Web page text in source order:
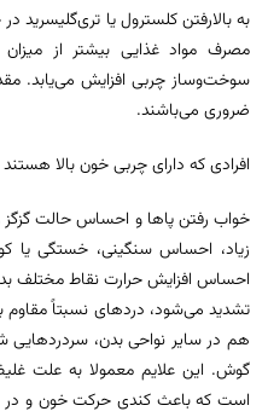
به بالارفتن کلسترول یا
مصرف مواد غذایی بیشتر از
سوخت‌وساز چربی افزایش می‌یابد.
ضروری می‌باشند.
افرادی که دارای چربی خون بالا
خواب رفتن پا‌ها و احساس حالت
زیاد، احساس سنگینی، خستگی یا
احساس افزایش حرارت نقاط
تشدید می‌شود، دردهای نسبتاً
هم در سایر نواحی بدن،
گوش. این علایم معمولا به علت
است که باعث کندی حرکت خون و در